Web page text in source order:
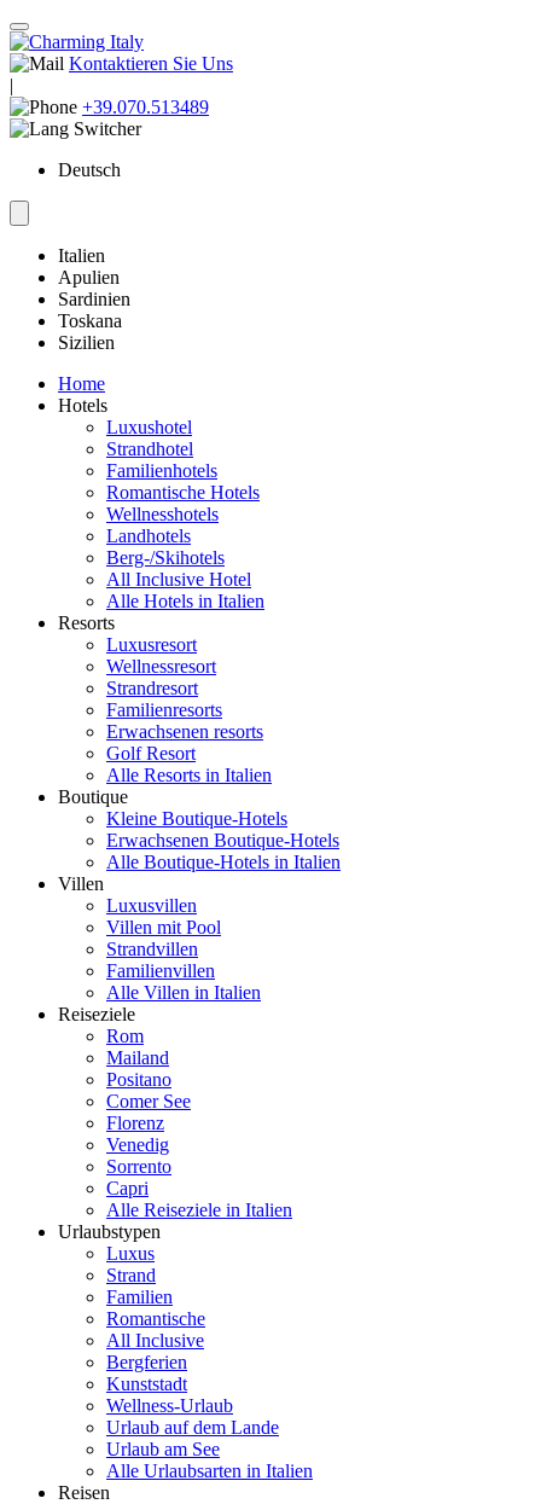
Kontaktieren Sie Uns
|
+39.070.513489
Deutsch
Italien
Apulien
Sardinien
Toskana
Sizilien
Home
Hotels
Luxushotel
Strandhotel
Familienhotels
Romantische Hotels
Wellnesshotels
Landhotels
Berg-/Skihotels
All Inclusive Hotel
Alle Hotels in Italien
Resorts
Luxusresort
Wellnessresort
Strandresort
Familienresorts
Erwachsenen resorts
Golf Resort
Alle Resorts in Italien
Boutique
Kleine Boutique-Hotels
Erwachsenen Boutique-Hotels
Alle Boutique-Hotels in Italien
Villen
Luxusvillen
Villen mit Pool
Strandvillen
Familienvillen
Alle Villen in Italien
Reiseziele
Rom
Mailand
Positano
Comer See
Florenz
Venedig
Sorrento
Capri
Alle Reiseziele in Italien
Urlaubstypen
Luxus
Strand
Familien
Romantische
All Inclusive
Bergferien
Kunststadt
Wellness-Urlaub
Urlaub auf dem Lande
Urlaub am See
Alle Urlaubsarten in Italien
Reisen